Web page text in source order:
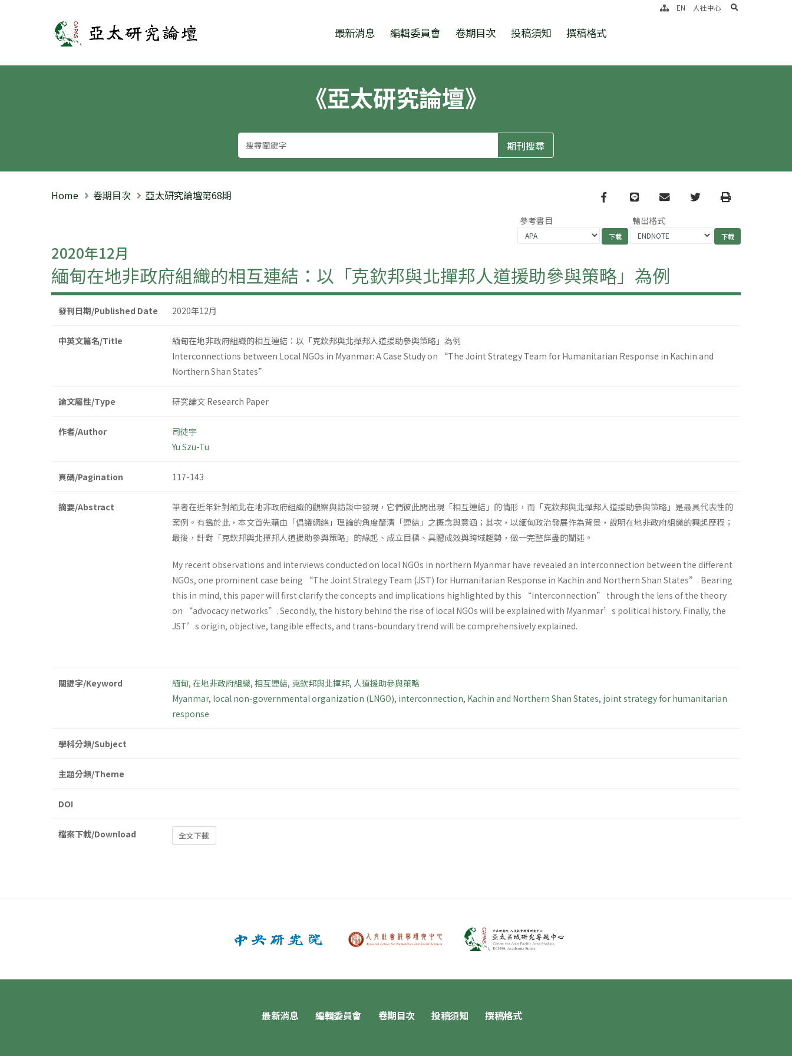
亞太研究論壇 最新消息 編輯委員會 卷期目次 投稿須知 撰稿格式
EN 人社中心 search
《亞太研究論壇》
Home 卷期目次 亞太研究論壇第68期 Facebook
line email TwitterPrint
參考書目 輸出格式
2020年12月
緬甸在地非政府組織的相互連結：以「克欽邦與北撣邦人道援助參與策略」為例
發刊日期/Published Date 2020年12月
中英文篇名/Title
緬甸在地非政府組織的相互連結：以「克欽邦與北撣邦人道援助參與策略」為例
Interconnections between Local NGOs in Myanmar: A Case Study on “The Joint Strategy Team for Humanitarian Response in Kachin and
Northern Shan States”
論文屬性/Type 研究論文 Research Paper
作者/Author
司徒宇
Yu Szu-Tu
頁碼/Pagination 117-143
摘要/Abstract
筆者在近年針對緬北在地非政府組織的觀察與訪談中發現，它們彼此間出現「相互連結」的情形，而「克欽邦與北撣邦人道援助參與策略」是最具代表性的
案例。有鑑於此，本文首先藉由「倡議網絡」理論的角度釐清「連結」之概念與意涵；其次，以緬甸政治發展作為背景，說明在地非政府組織的興起歷程；
最後，針對「克欽邦與北撣邦人道援助參與策略」的緣起、成立目標、具體成效與跨域趨勢，做一完整詳盡的闡述。
My recent observations and interviews conducted on local NGOs in northern Myanmar have revealed an interconnection between the different
NGOs, one prominent case being “The Joint Strategy Team (JST) for Humanitarian Response in Kachin and Northern Shan States”. Bearing
this in mind, this paper will first clarify the concepts and implications highlighted by this “interconnection” through the lens of the theory
on “advocacy networks”. Secondly, the history behind the rise of local NGOs will be explained with Myanmar’s political history. Finally, the
JST’s origin, objective, tangible effects, and trans-boundary trend will be comprehensively explained.
關鍵字/Keyword 緬甸, 在地非政府組織, 相互連結, 克欽邦與北撣邦, 人道援助參與策略
Myanmar, local non-governmental organization (LNGO), interconnection, Kachin and Northern Shan States, joint strategy for humanitarian
response
學科分類/Subject
主題分類/Theme
DOI
檔案下載/Download 全文下載
最新消息 編輯委員會 卷期目次 投稿須知 撰稿格式